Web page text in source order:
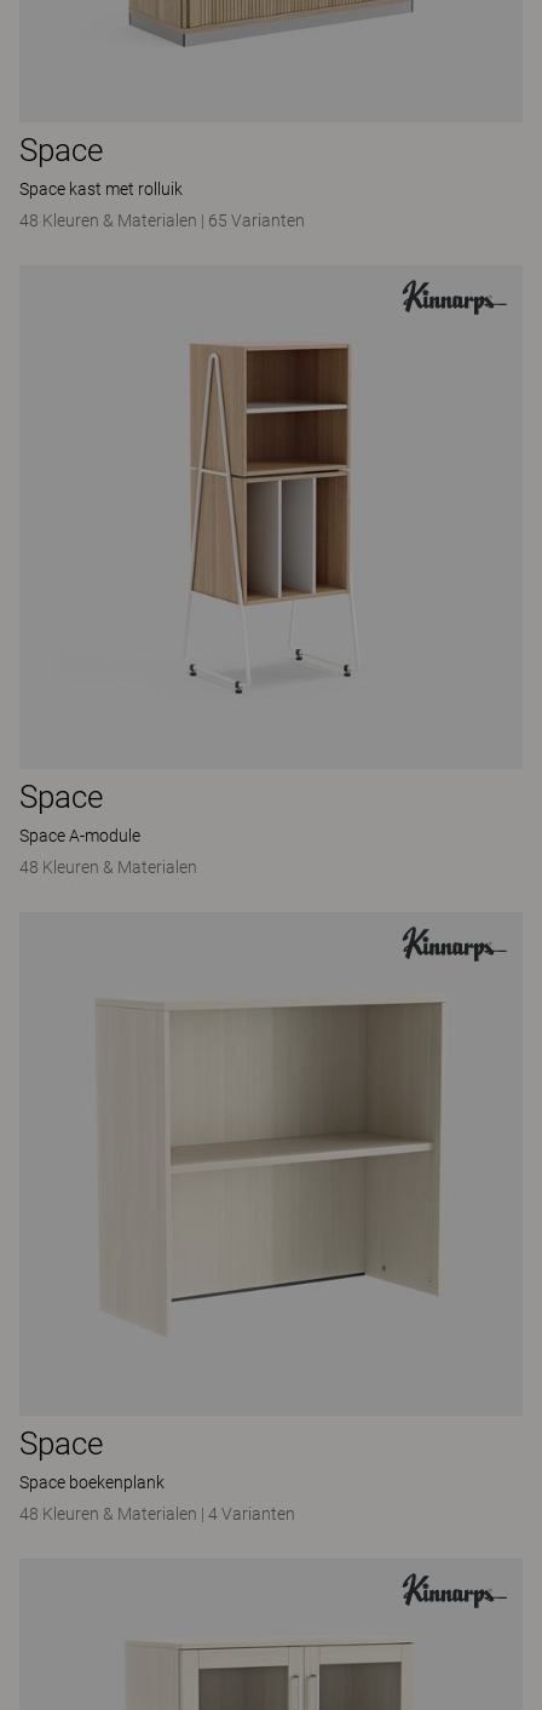
Space
Space kast met rolluik
48 Kleuren & Materialen | 65 Varianten
Space
Space A-module
48 Kleuren & Materialen
Space
Space boekenplank
48 Kleuren & Materialen | 4 Varianten